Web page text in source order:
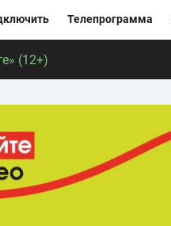
Телепрограмма
(12+)